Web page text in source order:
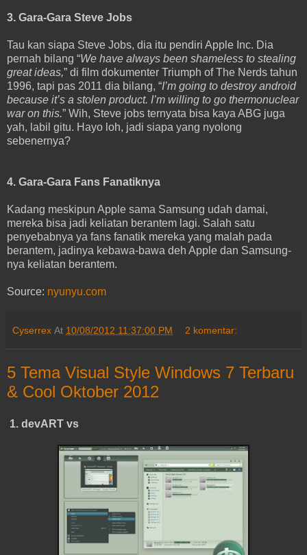
3. Gara-Gara Steve Jobs
Tau kan siapa Steve Jobs, dia itu pendiri Apple Inc. Dia
pernah bilang “We have always been shameless to stealing
great ideas,” di film dokumenter Triumph of The Nerds tahun
1996, tapi pas 2011 dia bilang, “I’m going to destroy android
because it’s a stolen product. I’m willing to go thermonuclear
war on this.” Wih, Steve jobs ternyata bisa kaya ABG juga
yah, labil gitu. Hayo loh, jadi siapa yang nyolong
sebenernya?
4. Gara-Gara Fans Fanatiknya
Kadang meskipun Apple sama Samsung udah damai,
mereka bisa jadi keliatan berantem lagi. Salah satu
penyebabnya ya fans fanatik mereka yang malah pada
berantem, jadinya kebawa-bawa deh Apple dan Samsung-
nya keliatan berantem.
Source: nyunyu.com
Cyserrex At 10/08/2012 11:37:00 PM 2 komentar:
5 Tema Visual Style Windows 7 Terbaru
& Cool Oktober 2012
1. devART vs